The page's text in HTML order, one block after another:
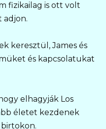
fizikailag is ott volt
adjon.
keresztül, James és
és kapcsolatukat
elhagyják Los
életet kezdenek
birtokon.